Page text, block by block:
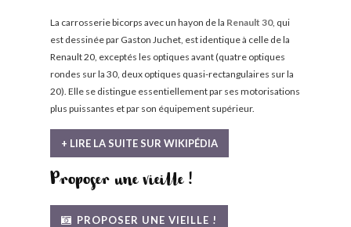
La carrosserie bicorps avec un hayon de la Renault 30, qui
est dessinée par Gaston Juchet, est identique à celle de la
Renault 20, exceptés les optiques avant (quatre optiques
rondes sur la 30, deux optiques quasi-rectangulaires sur la
20). Elle se distingue essentiellement par ses motorisations
plus puissantes et par son équipement supérieur.
+ LIRE LA SUITE SUR WIKIPÉDIA
Proposer une vieille !
PROPOSER UNE VIEILLE !